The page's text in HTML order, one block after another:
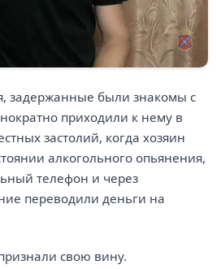
задержанные были знакомы с
приходили к нему в
застолий, когда хозяин
алкогольного опьянения,
телефон и через
переводили деньги на
свою вину.